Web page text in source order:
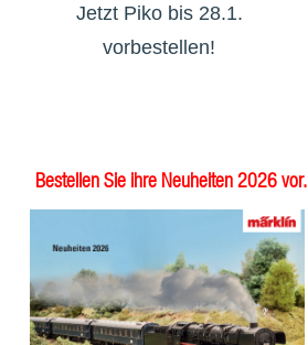
Jetzt Piko bis 28.1.
vorbestellen!
Bestellen Sie ihre Neuheiten 2026 vor.